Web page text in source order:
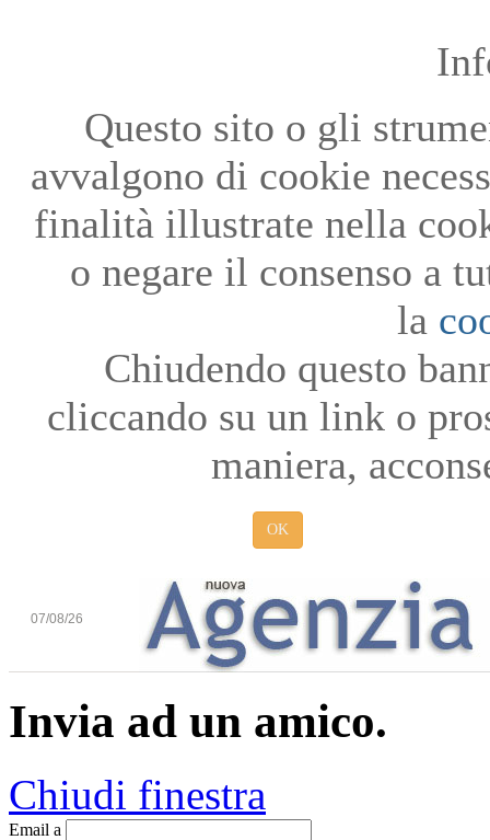
Questo sito o gli
avvalgono di cookie
finalità illustrate nella
o negare il consenso a
la
Chiudendo questo
cliccando su un link o
maniera,
OK
07/08/26
Invia ad un amico.
Chiudi finestra
Email a